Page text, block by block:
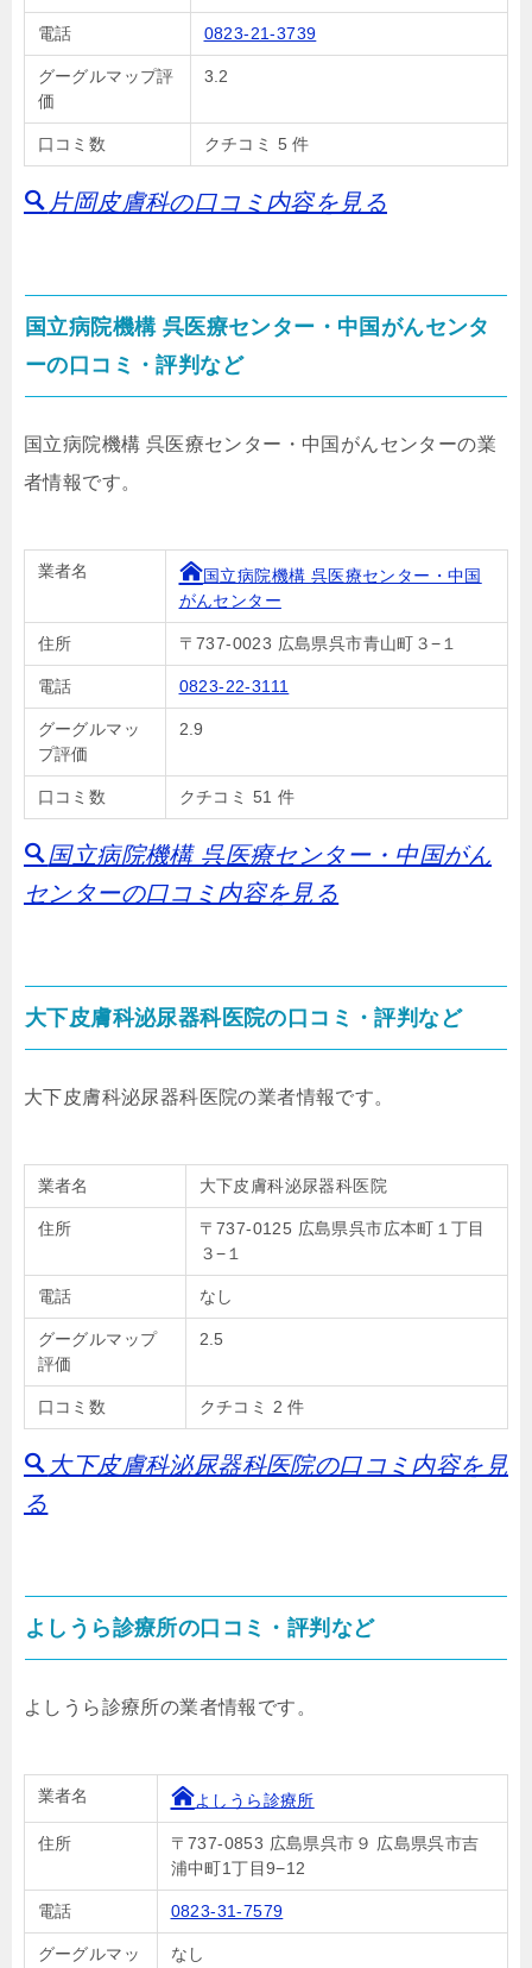
電話 0823-21-3739
グーグルマップ評
価
3.2
口コミ数 クチコミ 5 件
片岡皮膚科の口コミ内容を見る
国立病院機構 呉医療センター・中国がんセンタ
ーの口コミ・評判など
国立病院機構 呉医療センター・中国がんセンターの業
者情報です。
業者名
国立病院機構 呉医療センター・中国
がんセンター
住所 〒737-0023 広島県呉市青山町３−１
電話 0823-22-3111
グーグルマッ
プ評価
2.9
口コミ数 クチコミ 51 件
国立病院機構 呉医療センター・中国がん
センターの口コミ内容を見る
大下皮膚科泌尿器科医院の口コミ・評判など
大下皮膚科泌尿器科医院の業者情報です。
業者名 大下皮膚科泌尿器科医院
住所
〒737-0125 広島県呉市広本町１丁目
３−１
電話 なし
グーグルマップ
評価
2.5
口コミ数 クチコミ 2 件
大下皮膚科泌尿器科医院の口コミ内容を見
る
よしうら診療所の口コミ・評判など
よしうら診療所の業者情報です。
業者名 よしうら診療所
住所
〒737-0853 広島県呉市９ 広島県呉市吉
浦中町1丁目9−12
電話 0823-31-7579
グーグルマッ
なし